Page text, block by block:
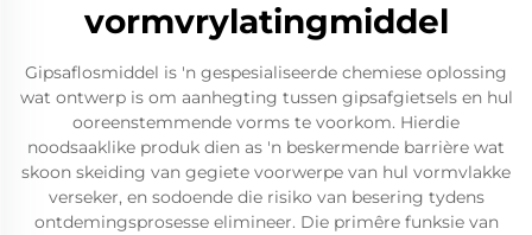
vormvrylatingmiddel
Gipsaflosmiddel is 'n gespesialiseerde chemiese oplossing
wat ontwerp is om aanhegting tussen gipsafgietsels en hul
ooreenstemmende vorms te voorkom. Hierdie
noodsaaklike produk dien as 'n beskermende barrière wat
skoon skeiding van gegiete voorwerpe van hul vormvlakke
verseker, en sodoende die risiko van besering tydens
ontdemingsprosesse elimineer. Die primêre funksie van